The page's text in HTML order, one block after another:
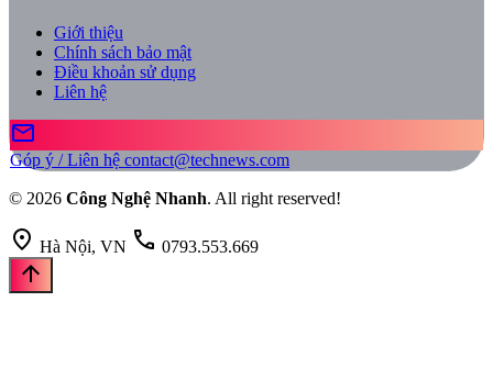
Giới thiệu
Chính sách bảo mật
Điều khoản sử dụng
Liên hệ
mail
Góp ý / Liên hệ contact@technews.com
© 2026 Công Nghệ Nhanh. All right reserved!
location_on Hà Nội, VN call 0793.553.669
arrow_upward